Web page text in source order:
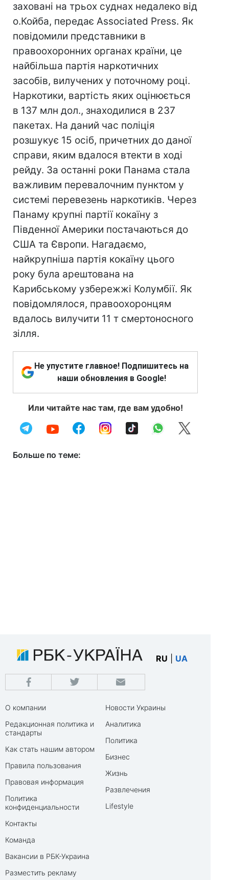
заховані на трьох суднах недалеко від
о.Койба, передає Associated Press. Як
повідомили представники в
правоохоронних органах країни, це
найбільша партія наркотичних
засобів, вилучених у поточному році.
Наркотики, вартість яких оцінюється
в 137 млн дол., знаходилися в 237
пакетах. На даний час поліція
розшукує 15 осіб, причетних до даної
справи, яким вдалося втекти в ході
рейду. За останні роки Панама стала
важливим перевалочним пунктом у
системі перевезень наркотиків. Через
Панаму крупні партії кокаїну з
Південної Америки постачаються до
США та Європи. Нагадаємо,
найкрупніша партія кокаїну цього
року була арештована на
Карибському узбережжі Колумбії. Як
повідомлялося, правоохоронцям
вдалось вилучити 11 т смертоносного
зілля.
Не упустите главное! Подпишитесь на
наши обновления в Google!
Или читайте нас там, где вам удобно!
Больше по теме:
RU UA
О компании
Редакционная политика и
стандарты
Как стать нашим автором
Правила пользования
Правовая информация
Политика
конфиденциальности
Контакты
Команда
Вакансии в РБК-Украина
Разместить рекламу
Новости Украины
Аналитика
Политика
Бизнес
Жизнь
Развлечения
Lifestyle